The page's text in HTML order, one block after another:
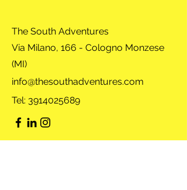
The South Adventures
Via Milano, 166 - Cologno Monzese
(MI)
info@thesouthadventures.com
Tel: 3914025689